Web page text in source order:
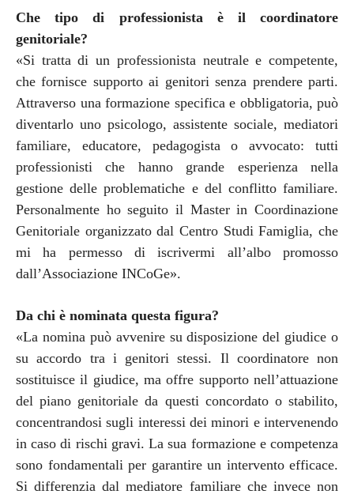
Che tipo di professionista è il coordinatore
genitoriale?
«Si tratta di un professionista neutrale e competente,
che fornisce supporto ai genitori senza prendere parti.
Attraverso una formazione specifica e obbligatoria, può
diventarlo uno psicologo, assistente sociale, mediatori
familiare, educatore, pedagogista o avvocato: tutti
professionisti che hanno grande esperienza nella
gestione delle problematiche e del conflitto familiare.
Personalmente ho seguito il Master in Coordinazione
Genitoriale organizzato dal Centro Studi Famiglia, che
mi ha permesso di iscrivermi all’albo promosso
dall’Associazione INCoGe».
Da chi è nominata questa figura?
«La nomina può avvenire su disposizione del giudice o
su accordo tra i genitori stessi. Il coordinatore non
sostituisce il giudice, ma offre supporto nell’attuazione
del piano genitoriale da questi concordato o stabilito,
concentrandosi sugli interessi dei minori e intervenendo
in caso di rischi gravi. La sua formazione e competenza
sono fondamentali per garantire un intervento efficace.
Si differenzia dal mediatore familiare che invece non